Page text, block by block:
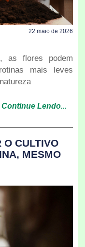
22 maio de 2026
as flores podem
mais leves
Continue Lendo...
O CULTIVO
MESMO